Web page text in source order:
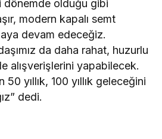
dönemde olduğu gibi
modern kapalı semt
devam edeceğiz.
da daha rahat, huzurlu
alışverişlerini yapabilecek.
50 yıllık, 100 yıllık geleceğini
dedi.